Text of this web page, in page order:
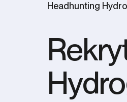
Headhunting